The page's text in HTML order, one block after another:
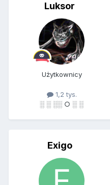
Luksor
Użytkownicy
1,2 tys.
░ ░ ░░ ○ ░ ░
Exigo